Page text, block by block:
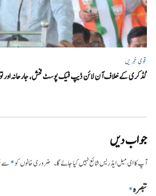
قومی خبریں
گڈکری کے خلاف آن لائن ڈیپ فیک پوسٹ فحش، جارحانہ اور
جواب دیں
آپ کا ای میل ایڈریس شائع نہیں کیا جائے گا۔ ضروری خانوں کو*سے
تبصرہ*